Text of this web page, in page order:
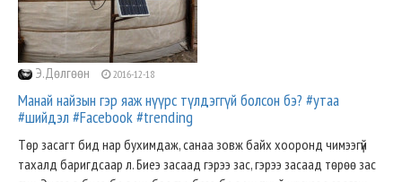
Э.Дөлгөөн 2016-12-18
Манай найзын гэр яаж нүүрс түлдэггүй болсон бэ? #утаа
#шийдэл #Facebook #trending
Төр засагт бид нар бухимдаж, санаа зовж байх хооронд чимээгүй
тахалд баригдсаар л. Биеэ засаад гэрээ зас, гэрээ засаад төрөө зас